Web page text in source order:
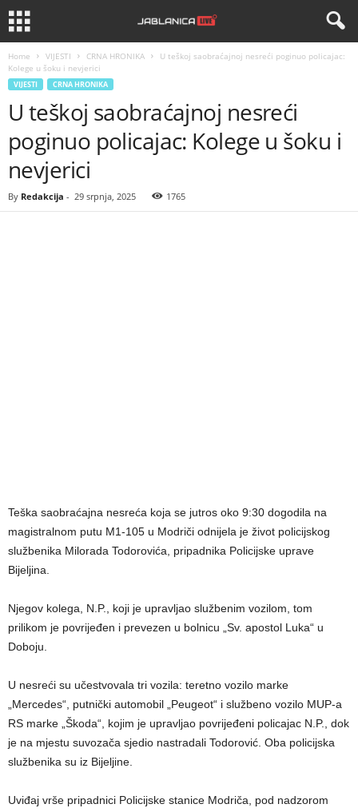
Home VIJESTI CRNA HRONIKA
U teškoj saobraćajnoj nesreći poginuo policajac:
Kolege u šoku i nevjerici
VIJESTI CRNA HRONIKA
U teškoj saobraćajnoj nesreći
poginuo policajac: Kolege u šoku i
nevjerici
By Redakcija - 29 srpnja, 2025 1765
Teška saobraćajna nesreća koja se jutros oko 9:30 dogodila na
magistralnom putu M1-105 u Modriči odnijela je život policijskog
službenika Milorada Todorovića, pripadnika Policijske uprave
Bijeljina.
Njegov kolega, N.P., koji je upravljao službenim vozilom, tom
prilikom je povrijeđen i prevezen u bolnicu „Sv. apostol Luka“ u
Doboju.
U nesreći su učestvovala tri vozila: teretno vozilo marke
„Mercedes“, putnički automobil „Peugeot“ i službeno vozilo MUP-a
RS marke „Škoda“, kojim je upravljao povrijeđeni policajac N.P., dok
je na mjestu suvozača sjedio nastradali Todorović. Oba policijska
službenika su iz Bijeljine.
Uviđaj vrše pripadnici Policijske stanice Modriča, pod nadzorom